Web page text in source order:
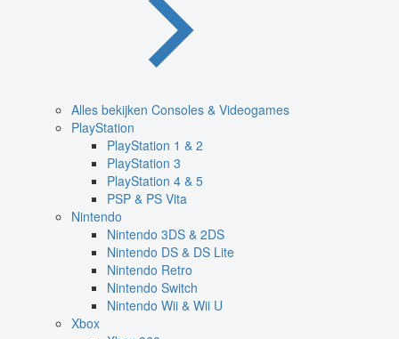
Alles bekijken Consoles & Videogames
PlayStation
PlayStation 1 & 2
PlayStation 3
PlayStation 4 & 5
PSP & PS Vita
Nintendo
Nintendo 3DS & 2DS
Nintendo DS & DS Lite
Nintendo Retro
Nintendo Switch
Nintendo Wii & Wii U
Xbox